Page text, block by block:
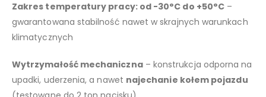
Zakres temperatury pracy: od -30°C do +50°C –
gwarantowana stabilność nawet w skrajnych warunkach
klimatycznych
Wytrzymałość mechaniczna– konstrukcja odporna na
upadki, uderzenia, a nawet najechanie kołem pojazdu